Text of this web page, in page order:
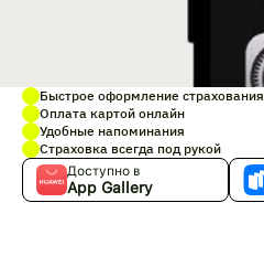
Быстрое оформление страхования
Оплата картой онлайн
Удобные напоминания
Страховка всегда под рукой
Доступно в
App Gallery